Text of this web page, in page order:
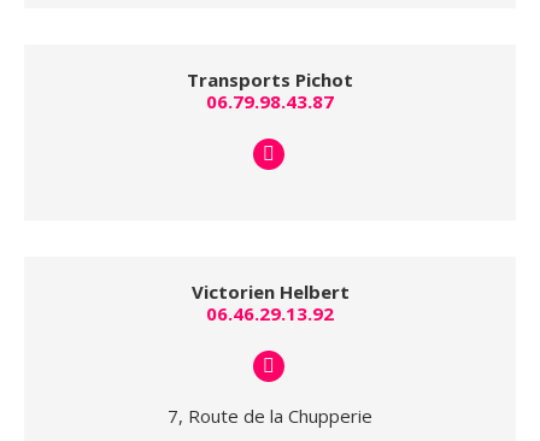
Transports Pichot
06.79.98.43.87
E-
Victorien Helbert
06.46.29.13.92
7, Route de la Chupperie
E-
mail